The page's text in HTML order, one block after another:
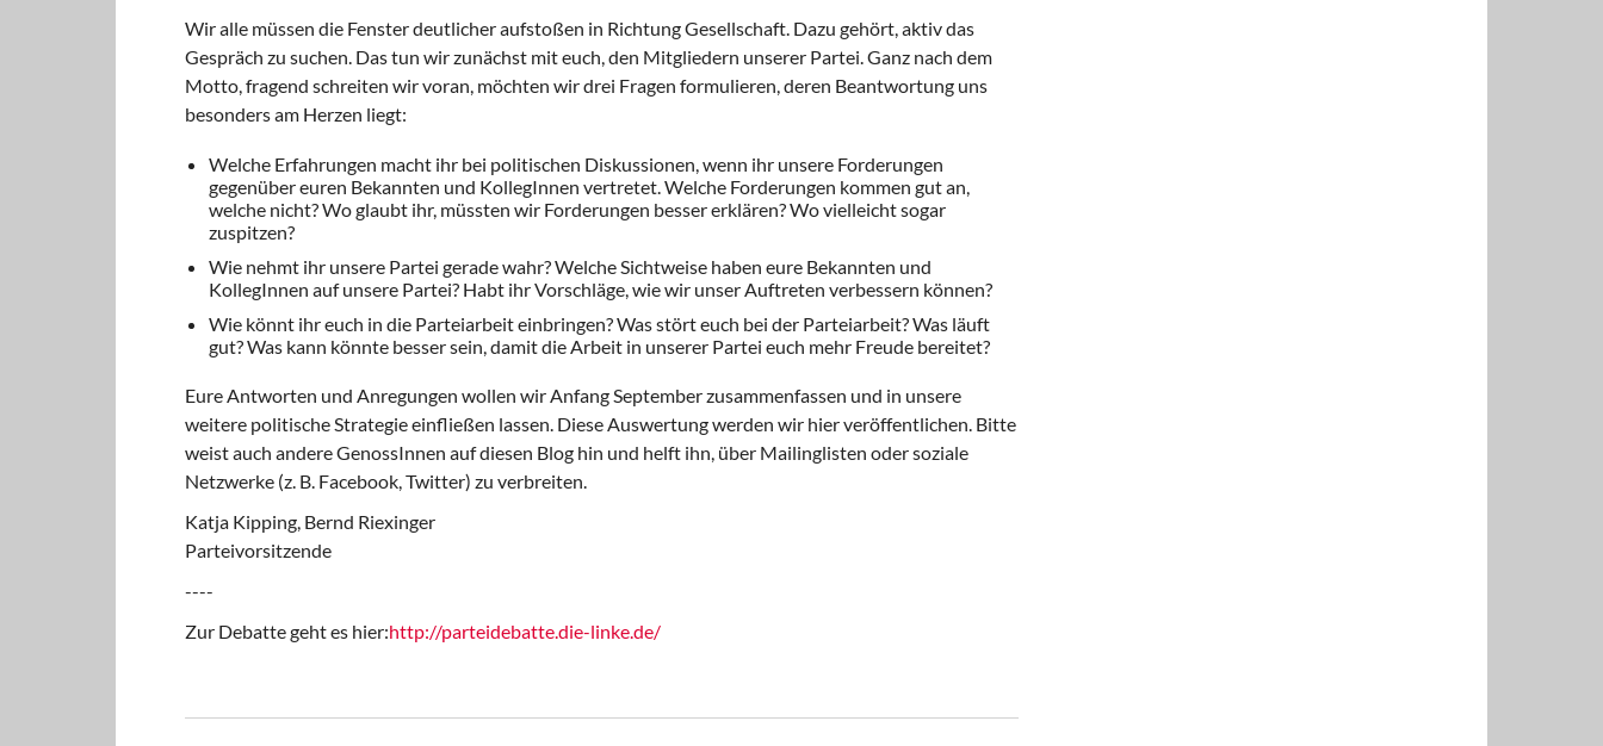
Wir alle müssen die Fenster deutlicher aufstoßen in Richtung Gesellschaft. Dazu gehört, aktiv das
Gespräch zu suchen. Das tun wir zunächst mit euch, den Mitgliedern unserer Partei. Ganz nach dem
Motto, fragend schreiten wir voran, möchten wir drei Fragen formulieren, deren Beantwortung uns
besonders am Herzen liegt:
Welche Erfahrungen macht ihr bei politischen Diskussionen, wenn ihr unsere Forderungen
gegenüber euren Bekannten und KollegInnen vertretet. Welche Forderungen kommen gut an,
welche nicht? Wo glaubt ihr, müssten wir Forderungen besser erklären? Wo vielleicht sogar
zuspitzen?
Wie nehmt ihr unsere Partei gerade wahr? Welche Sichtweise haben eure Bekannten und
KollegInnen auf unsere Partei? Habt ihr Vorschläge, wie wir unser Auftreten verbessern können?
Wie könnt ihr euch in die Parteiarbeit einbringen? Was stört euch bei der Parteiarbeit? Was läuft
gut? Was kann könnte besser sein, damit die Arbeit in unserer Partei euch mehr Freude bereitet?
Eure Antworten und Anregungen wollen wir Anfang September zusammenfassen und in unsere
weitere politische Strategie einfließen lassen. Diese Auswertung werden wir hier veröffentlichen. Bitte
weist auch andere GenossInnen auf diesen Blog hin und helft ihn, über Mailinglisten oder soziale
Netzwerke (z. B. Facebook, Twitter) zu verbreiten.
Katja Kipping, Bernd Riexinger
Parteivorsitzende
----
Zur Debatte geht es hier:http://parteidebatte.die-linke.de/